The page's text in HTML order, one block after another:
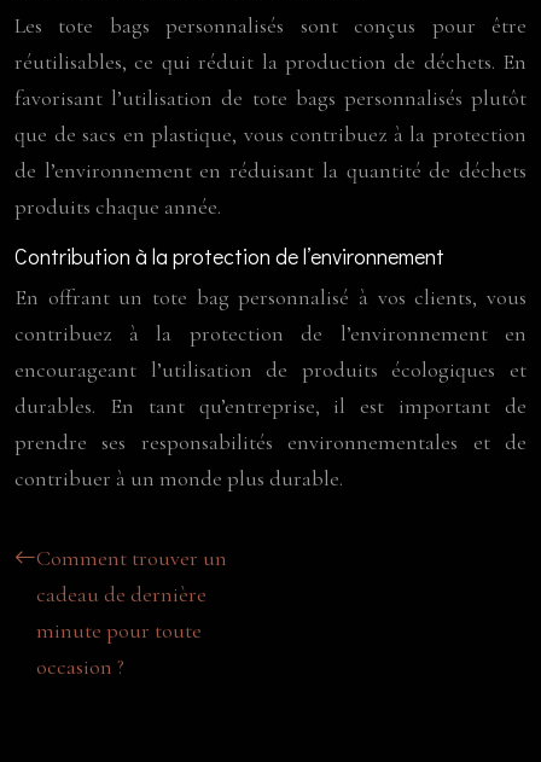
Les tote bags personnalisés sont conçus pour être
réutilisables, ce qui réduit la production de déchets. En
favorisant l’utilisation de tote bags personnalisés plutôt
que de sacs en plastique, vous contribuez à la protection
de l’environnement en réduisant la quantité de déchets
produits chaque année.
Contribution à la protection de l’environnement
En offrant un tote bag personnalisé à vos clients, vous
contribuez à la protection de l’environnement en
encourageant l’utilisation de produits écologiques et
durables. En tant qu’entreprise, il est important de
prendre ses responsabilités environnementales et de
contribuer à un monde plus durable.
Comment trouver un
cadeau de dernière
minute pour toute
occasion ?